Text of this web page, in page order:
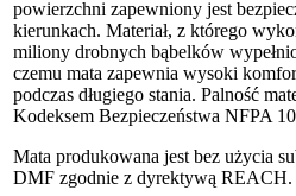
powierzchni zapewniony jest
kierunkach. Materiał, z którego
miliony drobnych bąbelków
czemu mata zapewnia wysoki
podczas długiego stania. Palność
Kodeksem Bezpieczeństwa NFPA
Mata produkowana jest bez użycia
DMF zgodnie z dyrektywą REACH.